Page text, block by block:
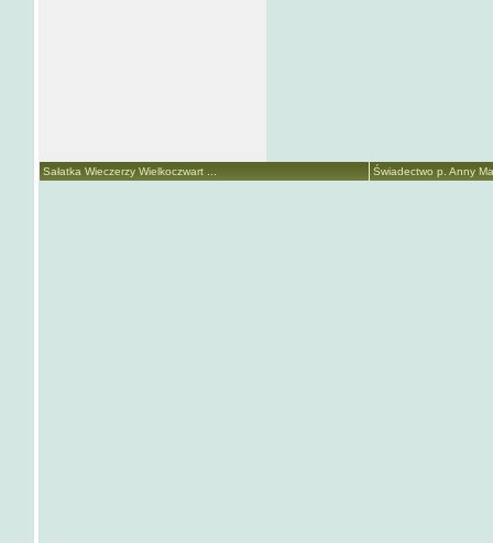
Sałatka Wieczerzy Wielkoczwart ... Świadectwo p. Anny